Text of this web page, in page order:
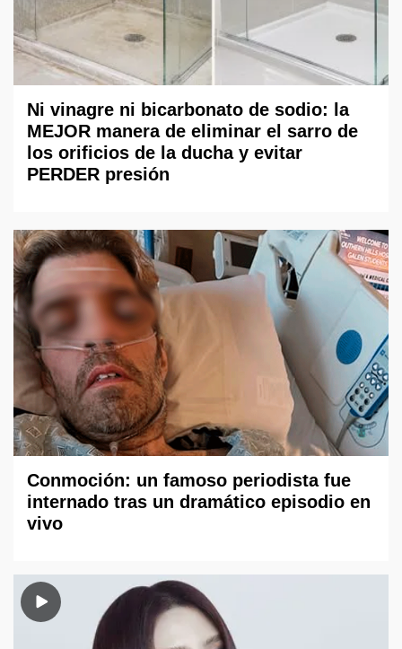
Ni vinagre ni bicarbonato de sodio: la
MEJOR manera de eliminar el sarro de
los orificios de la ducha y evitar
PERDER presión
Conmoción: un famoso periodista fue
internado tras un dramático episodio en
vivo